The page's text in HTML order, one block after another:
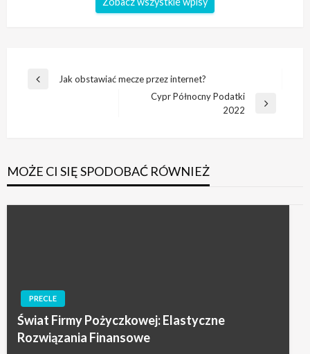
Nawigacja
Poprzedni
Jak obstawiać mecze przez internet?
Cypr Północny Podatki
2022
MOŻE CI SIĘ SPODOBAĆ RÓWNIEŻ
PRECLE
Świat Firmy Pożyczkowej: Elastyczne
Rozwiązania Finansowe